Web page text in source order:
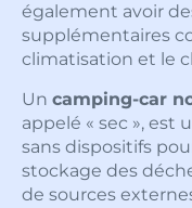
également avoir
supplémentaires
climatisation et le
Un camping-car
appelé « sec », est
sans dispositifs
stockage des
de sources